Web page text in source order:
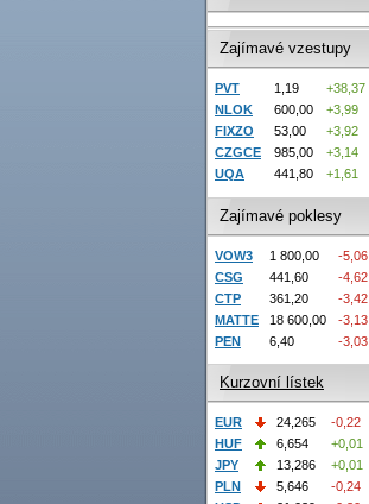
Zajímavé vzestupy
PVT 1,19
+38,37
NLOK
600,00
+3,99
FIXZO
53,00
+3,92
CZGCE
985,00
+3,14
UQA
441,80 +1,61
Zajímavé poklesy
VOW3 1 800,00
-5,06
CSG
441,60
-4,62
CTP
361,20
-3,42
MATTE
18 600,00
-3,13
PEN
6,40 -3,03
Kurzovní lístek
EUR 24,265
-0,22
HUF
6,654
+0,01
JPY
13,286
+0,01
PLN
5,646
-0,24